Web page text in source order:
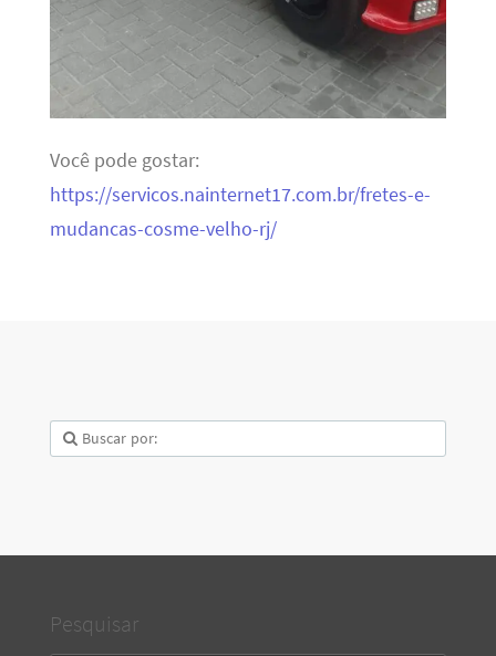
Você pode gostar:
https://servicos.nainternet17.com.br/fretes-e-
mudancas-cosme-velho-rj/
Pesquisar